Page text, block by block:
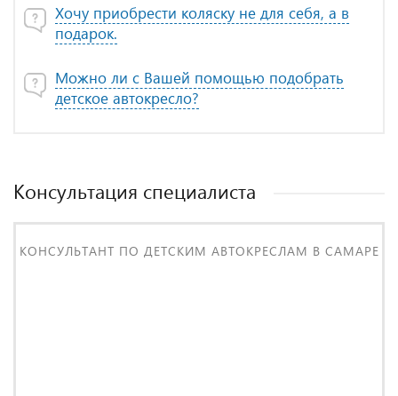
Хочу приобрести коляску не для себя, а в
подарок.
Можно ли с Вашей помощью подобрать
детское автокресло?
Консультация специалиста
КОНСУЛЬТАНТ ПО ДЕТСКИМ АВТОКРЕСЛАМ В САМАРЕ